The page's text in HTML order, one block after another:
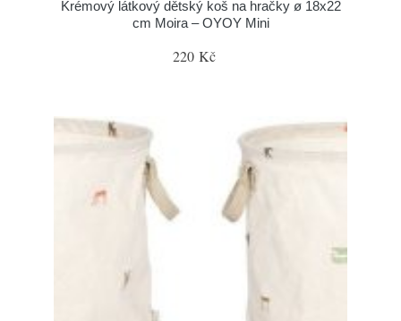
Krémový látkový dětský koš na hračky ø 18x22
cm Moira – OYOY Mini
220 Kč